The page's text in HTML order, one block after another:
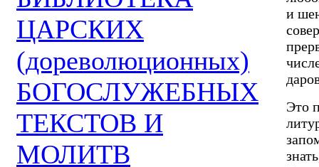
ЦАРСКИХ
(дореволюционных)
БОГОСЛУЖЕБНЫХ
ТЕКСТОВ И
МОЛИТВ
и
Это